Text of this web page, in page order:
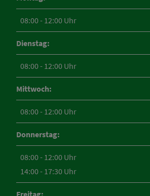
08:00 - 12:00 Uhr
Dienstag:
08:00 - 12:00 Uhr
Mittwoch:
08:00 - 12:00 Uhr
Donnerstag:
08:00 - 12:00 Uhr
14:00 - 17:30 Uhr
Freitag: